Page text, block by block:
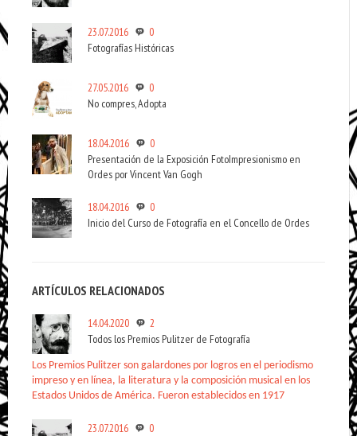
23.07.2016
0
Fotografías Históricas
27.05.2016
0
No compres, Adopta
18.04.2016
0
Presentación de la Exposición FotoImpresionismo en
Ordes por Vincent Van Gogh
18.04.2016
0
Inicio del Curso de Fotografía en el Concello de Ordes
ARTÍCULOS RELACIONADOS
14.04.2020
2
Todos los Premios Pulitzer de Fotografía
Los Premios Pulitzer son galardones por logros en el periodismo
impreso y en línea, la literatura y la composición musical en los
Estados Unidos de América. Fueron establecidos en 1917
23.07.2016
0